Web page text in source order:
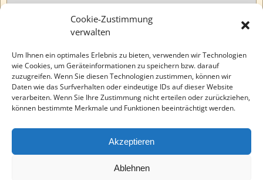
Cookie-Zustimmung
verwalten
Um Ihnen ein optimales Erlebnis zu bieten, verwenden wir Technologien
wie Cookies, um Geräteinformationen zu speichern bzw. darauf
zuzugreifen. Wenn Sie diesen Technologien zustimmen, können wir
Daten wie das Surfverhalten oder eindeutige IDs auf dieser Website
verarbeiten. Wenn Sie Ihre Zustimmung nicht erteilen oder zurückziehen,
können bestimmte Merkmale und Funktionen beeinträchtigt werden.
Akzeptieren
Ablehnen
Varia